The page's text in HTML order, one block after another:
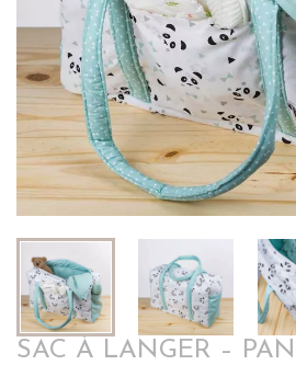
SAC À LANGER –